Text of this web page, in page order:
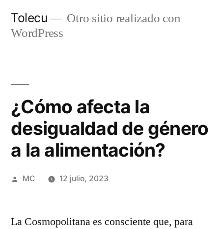
Tolecu
Otro sitio realizado con
WordPress
¿Cómo afecta la
desigualdad de género
a la alimentación?
Publicado
MC 12 julio, 2023
La Cosmopolitana es consciente que, para